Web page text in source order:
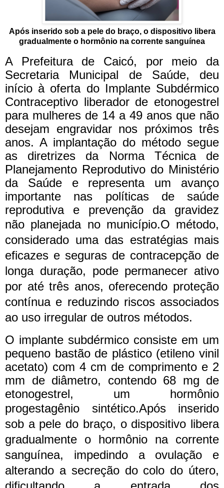
Após inserido sob a pele do braço, o dispositivo libera
gradualmente o hormônio na corrente sanguínea
A Prefeitura de Caicó, por meio da
Secretaria Municipal de Saúde, deu
início à oferta do Implante Subdérmico
Contraceptivo liberador de etonogestrel
para mulheres de 14 a 49 anos que não
desejam engravidar nos próximos três
anos. A implantação do método segue
as diretrizes da Norma Técnica de
Planejamento Reprodutivo do Ministério
da Saúde e representa um avanço
importante nas políticas de saúde
reprodutiva e prevenção da gravidez
não planejada no município.O método,
considerado uma das estratégias mais
eficazes e seguras de contracepção de
longa duração, pode permanecer ativo
por até três anos, oferecendo proteção
contínua e reduzindo riscos associados
ao uso irregular de outros métodos.
O implante subdérmico consiste em um
pequeno bastão de plástico (etileno vinil
acetato) com 4 cm de comprimento e 2
mm de diâmetro, contendo 68 mg de
etonogestrel, um hormônio
progestagênio sintético.Após inserido
sob a pele do braço, o dispositivo libera
gradualmente o hormônio na corrente
sanguínea, impedindo a ovulação e
alterando a secreção do colo do útero,